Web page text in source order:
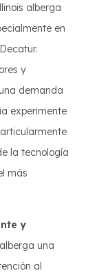
alberga
en
y
demanda
experimente
la tecnología
más
y
una
al